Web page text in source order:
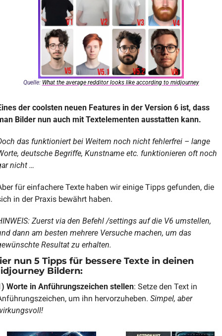
Quelle: What the average redditor looks like according to midjourney
der coolsten neuen Features in der Version 6 ist, dass
Bilder nun auch mit Textelementen ausstatten kann.
das funktioniert bei Weitem noch nicht fehlerfrei – lange
deutsche Begriffe, Kunstname etc. funktionieren oft noch
nicht …
für einfachere Texte haben wir einige Tipps gefunden, die
in der Praxis bewährt haben.
Zuerst via den Befehl /settings auf die V6 umstellen,
dann am besten mehrere Versuche machen, um das
Resultat zu erhalten.
nun 5 Tipps für bessere Texte in deinen
Bildern:
Worte in Anführungszeichen stellen: Setze den Text in
um ihn hervorzuheben. Simpel, aber